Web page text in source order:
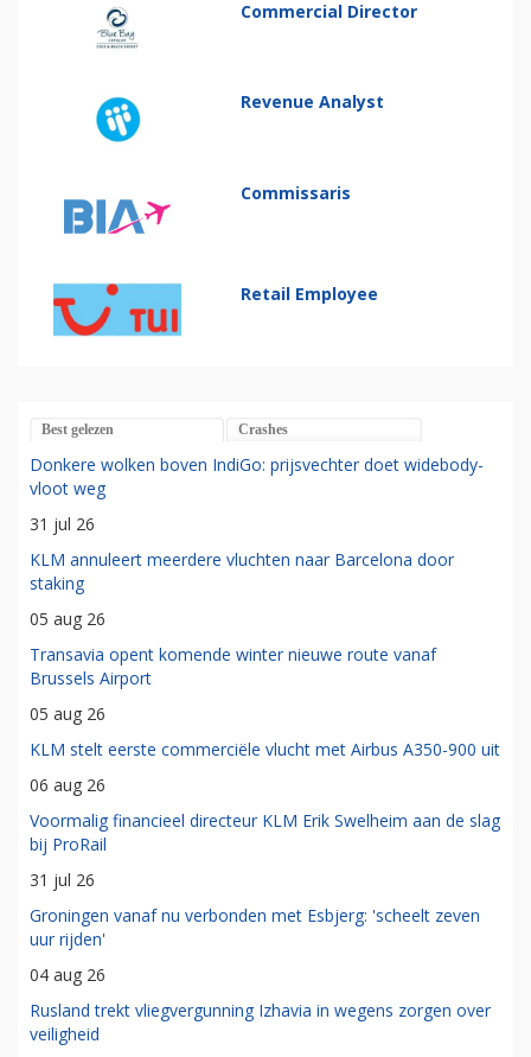
Commercial Director
Revenue Analyst
Commissaris
Retail Employee
Best gelezen Crashes
Donkere wolken boven IndiGo: prijsvechter doet widebody-
vloot weg
31 jul 26
KLM annuleert meerdere vluchten naar Barcelona door
staking
05 aug 26
Transavia opent komende winter nieuwe route vanaf
Brussels Airport
05 aug 26
KLM stelt eerste commerciële vlucht met Airbus A350-900 uit
06 aug 26
Voormalig financieel directeur KLM Erik Swelheim aan de slag
bij ProRail
31 jul 26
Groningen vanaf nu verbonden met Esbjerg: 'scheelt zeven
uur rijden'
04 aug 26
Rusland trekt vliegvergunning Izhavia in wegens zorgen over
veiligheid